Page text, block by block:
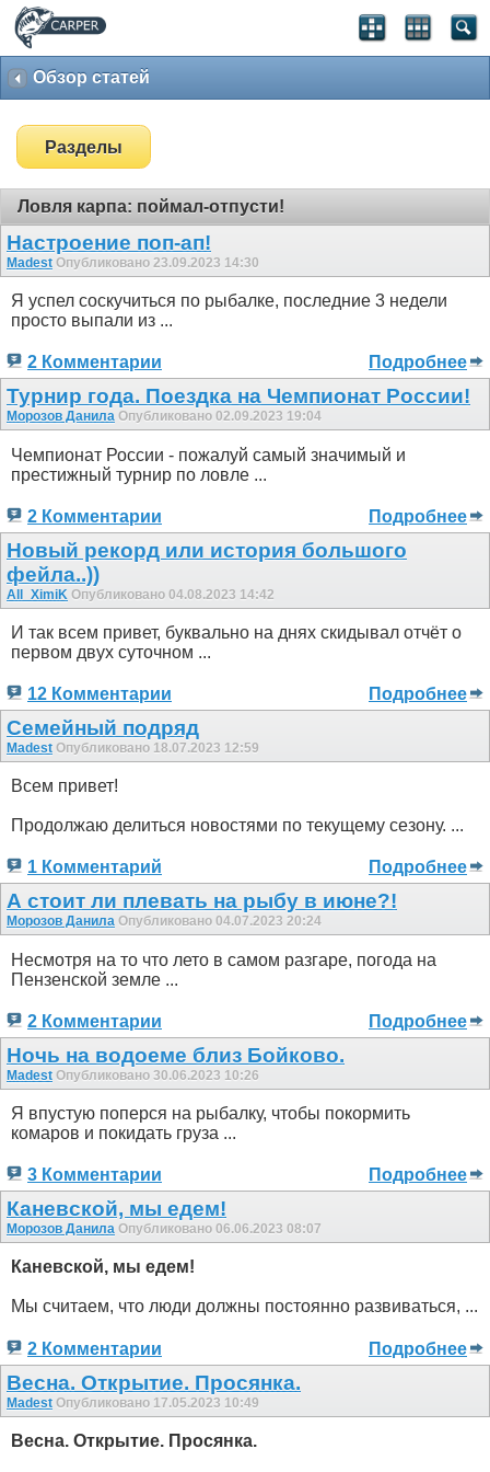
Обзор статей
Разделы
Ловля карпа: поймал-отпусти!
Настроение поп-ап!
Madest Опубликовано 23.09.2023 14:30
Я успел соскучиться по рыбалке, последние 3 недели
просто выпали из ...
2 Комментарии Подробнее
Турнир года. Поездка на Чемпионат России!
Морозов Данила Опубликовано 02.09.2023 19:04
Чемпионат России - пожалуй самый значимый и
престижный турнир по ловле ...
2 Комментарии Подробнее
Новый рекорд или история большого
фейла..))
All_XimiK Опубликовано 04.08.2023 14:42
И так всем привет, буквально на днях скидывал отчёт о
первом двух суточном ...
12 Комментарии Подробнее
Семейный подряд
Madest Опубликовано 18.07.2023 12:59
Всем привет!
Продолжаю делиться новостями по текущему сезону. ...
1 Комментарий Подробнее
А стоит ли плевать на рыбу в июне?!
Морозов Данила Опубликовано 04.07.2023 20:24
Несмотря на то что лето в самом разгаре, погода на
Пензенской земле ...
2 Комментарии Подробнее
Ночь на водоеме близ Бойково.
Madest Опубликовано 30.06.2023 10:26
Я впустую поперся на рыбалку, чтобы покормить
комаров и покидать груза ...
3 Комментарии Подробнее
Каневской, мы едем!
Морозов Данила Опубликовано 06.06.2023 08:07
Каневской, мы едем!
Мы считаем, что люди должны постоянно развиваться, ...
2 Комментарии Подробнее
Весна. Открытие. Просянка.
Madest Опубликовано 17.05.2023 10:49
Весна. Открытие. Просянка.